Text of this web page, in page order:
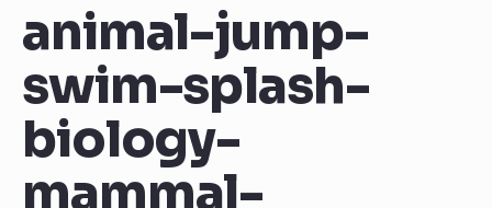
animal-jump-
swim-splash-
biology-
mammal-